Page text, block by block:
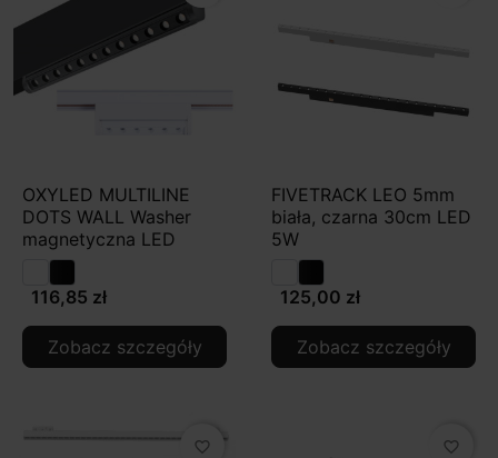
OXYLED MULTILINE
DOTS WALL Washer
magnetyczna LED
116,85 zł
Zobacz szczegóły
FIVETRACK LEO 5mm
biała, czarna 30cm LED
5W
125,00 zł
Zobacz szczegóły
favorite_border favorite_border